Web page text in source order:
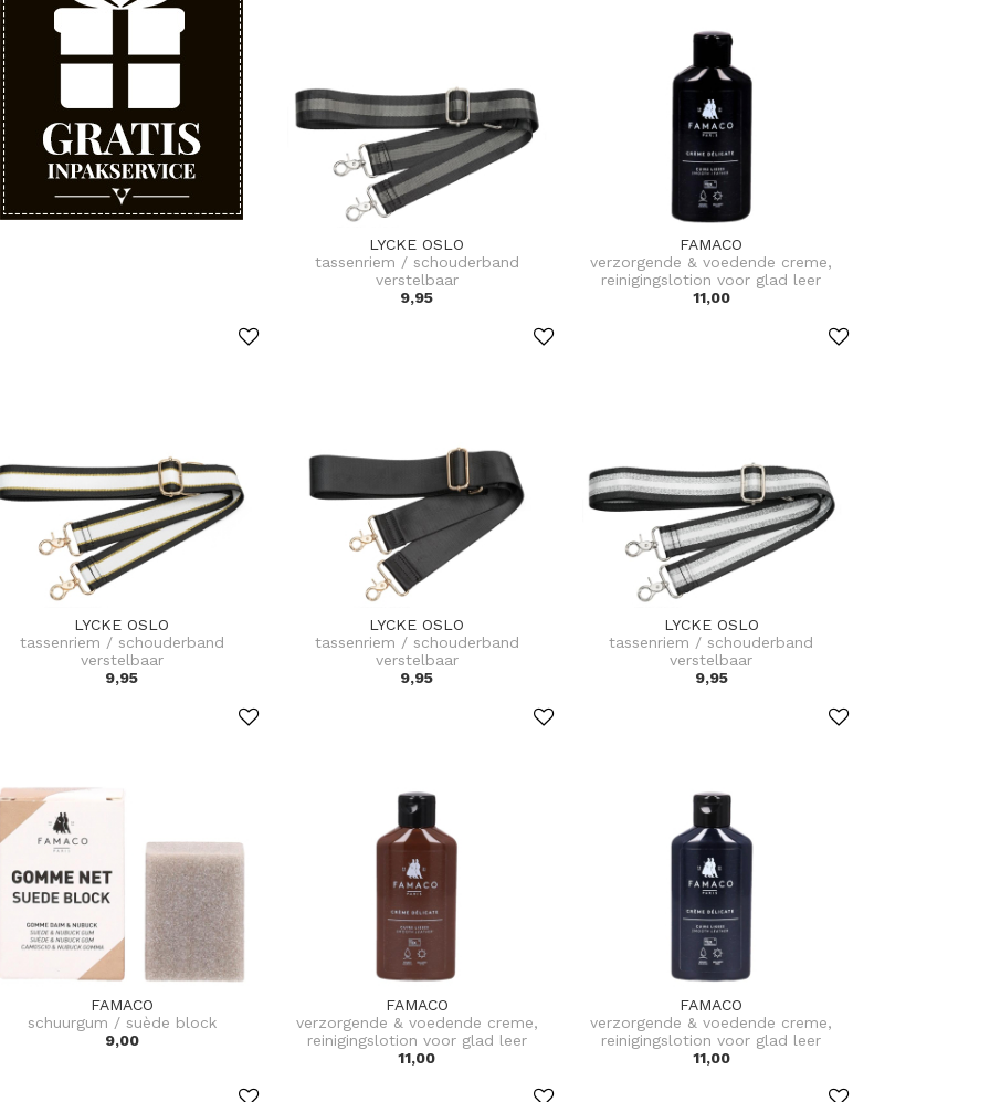
LYCKE OSLO
tassenriem / schouderband
verstelbaar
9,95
FAMACO
verzorgende & voedende creme,
reinigingslotion voor glad leer
11,00
LYCKE OSLO
tassenriem / schouderband
verstelbaar
9,95
LYCKE OSLO
tassenriem / schouderband
verstelbaar
9,95
LYCKE OSLO
tassenriem / schouderband
verstelbaar
9,95
FAMACO
schuurgum / suède block
9,00
FAMACO
verzorgende & voedende creme,
reinigingslotion voor glad leer
11,00
FAMACO
verzorgende & voedende creme,
reinigingslotion voor glad leer
11,00